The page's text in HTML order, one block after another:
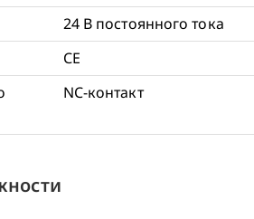
24 В постоянного тока
СЕ
NC-контакт